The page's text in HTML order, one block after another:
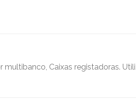
Caixas registadoras.